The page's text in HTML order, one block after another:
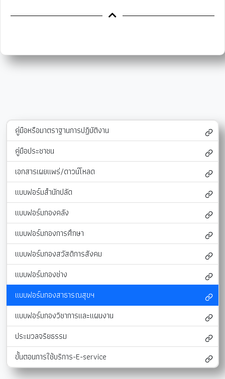
คู่มือหรือมาตราฐานการปฏิบัติงาน
คู่มือประชาชน
เอกสารเผยแพร่/ดาวน์โหลด
แบบฟอร์มสำนักปลัด
แบบฟอร์มกองคลัง
แบบฟอร์มกองการศึกษา
แบบฟอร์มกองสวัสดิการสังคม
แบบฟอร์มกองช่าง
แบบฟอร์มกองสาธารณสุขฯ
แบบฟอร์มกองวิชาการและแผนงาน
ประมวลจริยธรรม
ขั้นตอนการใช้บริการ-E-service